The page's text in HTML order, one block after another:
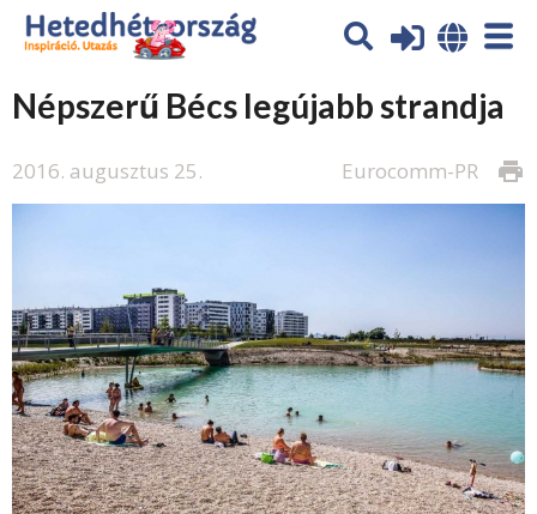
Népszerű Bécs legújabb strandja
2016. augusztus 25. print
Eurocomm-PR